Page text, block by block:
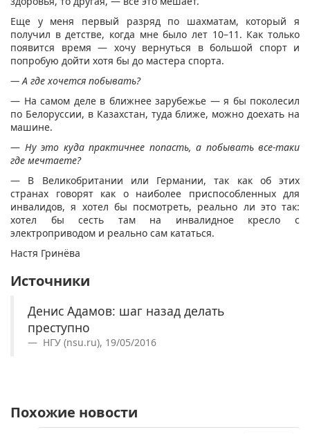
Еще у меня первый разряд по шахматам, который я
получил в детстве, когда мне было лет 10–11. Как только
появится время — хочу вернуться в большой спорт и
попробую дойти хотя бы до мастера спорта.
— А где хочется побывать?
— На самом деле в ближнее зарубежье — я бы поколесил
по Белоруссии, в Казахстан, туда ближе, можно доехать на
машине.
— Ну это куда практичнее попасть, а побывать все-таки
где мечтаете?
— В Великобритании или Германии, так как об этих
странах говорят как о наиболее приспособленных для
инвалидов, я хотел бы посмотреть, реально ли это так:
хотел бы сесть там на инвалидное кресло с
электроприводом и реально сам кататься.
Настя Гринёва
Источники
Денис Адамов: шаг назад делать
преступно
НГУ (nsu.ru), 19/05/2016
Похожие новости